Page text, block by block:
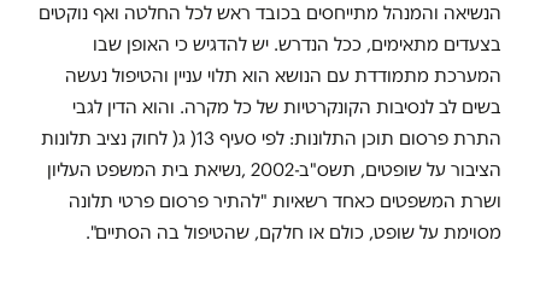
הנשיאה והמנהל מתייחסים בכובד ראש לכל החלטה ואף נוקטים
בצעדים מתאימים, ככל הנדרש. יש להדגיש כי האופן שבו
המערכת מתמודדת עם הנושא הוא תלוי עניין והטיפול נעשה
בשים לב לנסיבות הקונקרטיות של כל מקרה. והוא הדין לגבי
התרת פרסום תוכן התלונות: לפי סעיף 13( ג( לחוק נציב תלונות
הציבור על שופטים, תשס"ב-2002 ,נשיאת בית המשפט העליון
ושרת המשפטים כאחד רשאיות "להתיר פרסום פרטי תלונה
מסוימת על שופט, כולם או חלקם, שהטיפול בה הסתיים".